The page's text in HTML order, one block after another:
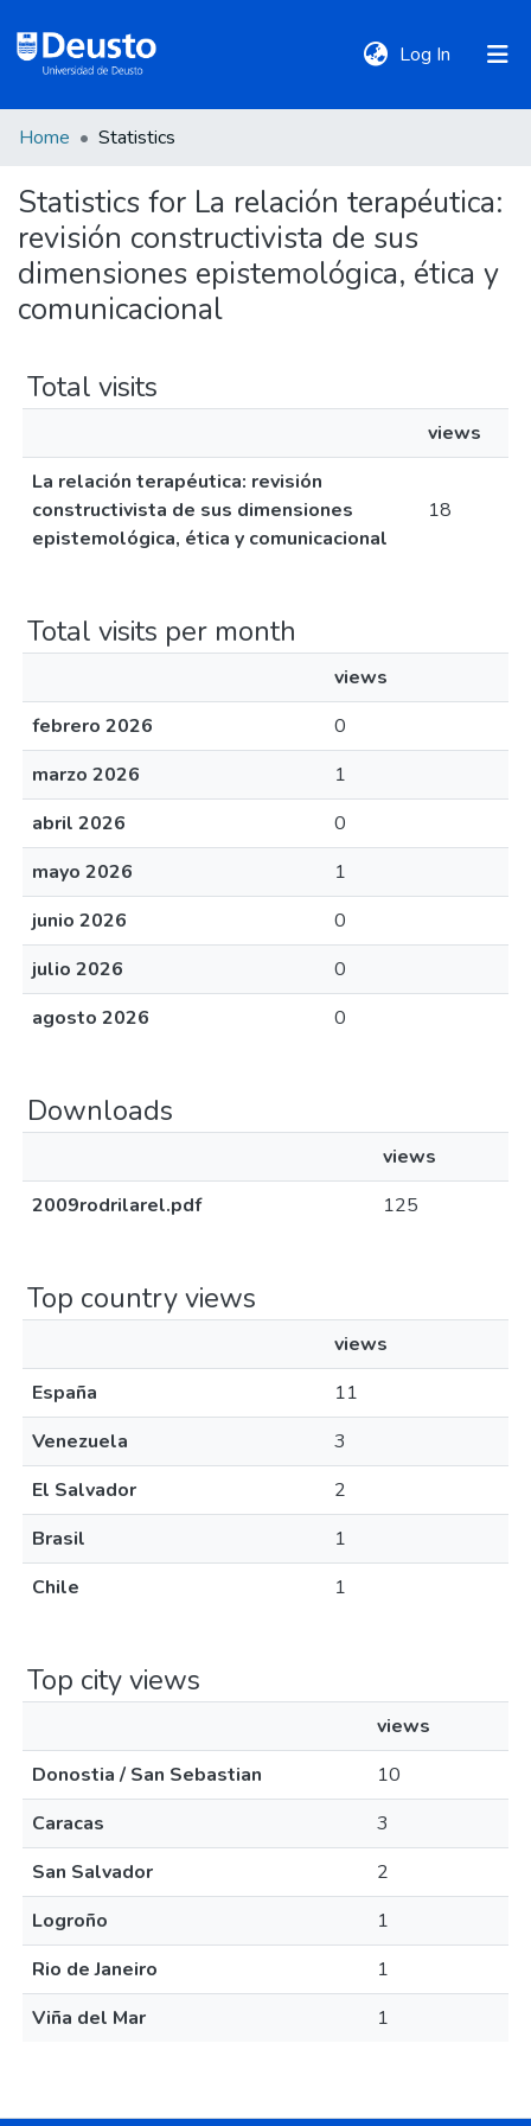
Log In (current)
Communities
&
Policies
Home Statistics
Statistics for La relación terapéutica:
revisión constructivista de sus
dimensiones epistemológica, ética y
comunicacional
Total visits
views
La relación terapéutica: revisión
constructivista de sus dimensiones
epistemológica, ética y comunicacional
18
Total visits per month
views
febrero 2026
0
marzo 2026
1
abril 2026
0
mayo 2026
1
junio 2026
0
julio 2026
0
agosto 2026
0
Downloads
views
2009rodrilarel.pdf
125
Top country views
views
España
11
Venezuela
3
El Salvador
2
Brasil
1
Chile
1
Top city views
views
Donostia / San Sebastian
10
Caracas
3
San Salvador
2
Logroño
1
Rio de Janeiro
1
Viña del Mar
1